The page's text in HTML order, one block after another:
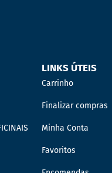
LINKS ÚTEIS
Carrinho
Finalizar compras
Minha Conta
Favoritos